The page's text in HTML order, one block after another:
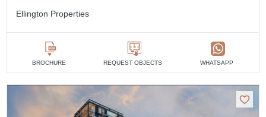
Ellington Properties
BROCHURE REQUEST OBJECTS WHATSAPP